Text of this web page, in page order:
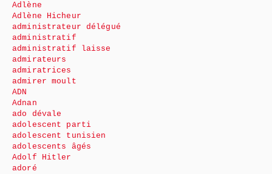
Adlène
Adlène Hicheur
administrateur délégué
administratif
administratif laisse
admirateurs
admiratrices
admirer moult
ADN
Adnan
ado dévale
adolescent parti
adolescent tunisien
adolescents âgés
Adolf Hitler
adoré